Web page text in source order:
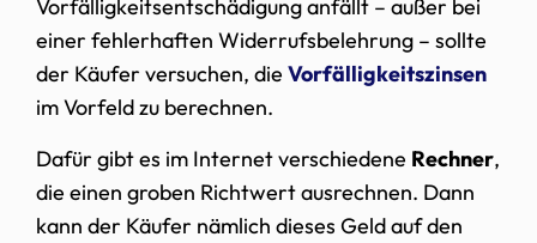
Vorfälligkeitsentschädigung anfällt – außer bei
einer fehlerhaften Widerrufsbelehrung – sollte
der Käufer versuchen, die Vorfälligkeitszinsen
im Vorfeld zu berechnen.
Dafür gibt es im Internet verschiedene Rechner,
die einen groben Richtwert ausrechnen. Dann
kann der Käufer nämlich dieses Geld auf den